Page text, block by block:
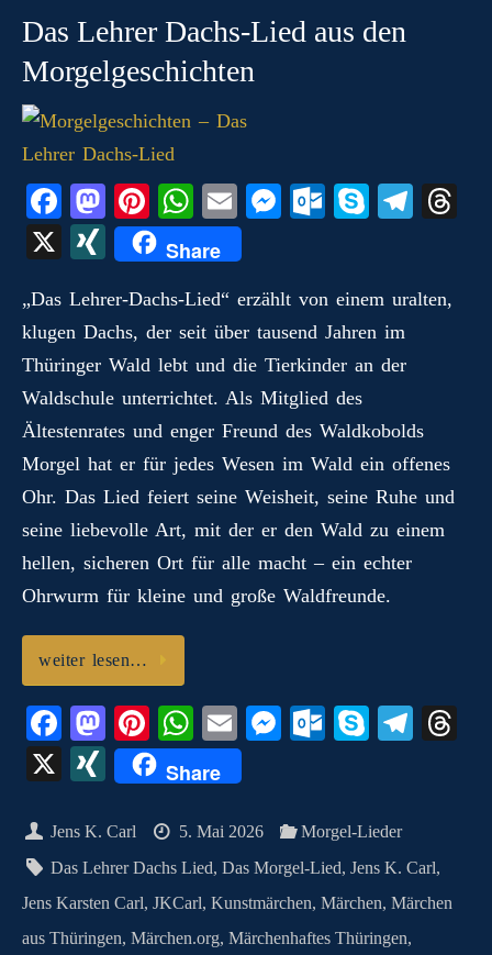
Das Lehrer Dachs-Lied aus den
Morgelgeschichten
Fa
ce
bo
ok
M
as
to
do
n
Pi
nt
er
es
t
W
ha
ts
A
pp
E
m
ail
M
ng
er
O
ok
.c
o
m
S
Te
a
X
X
N
G
Share
„Das Lehrer‑Dachs‑Lied“ erzählt von einem uralten,
klugen Dachs, der seit über tausend Jahren im
Thüringer Wald lebt und die Tierkinder an der
Waldschule unterrichtet. Als Mitglied des
Ältestenrates und enger Freund des Waldkobolds
Morgel hat er für jedes Wesen im Wald ein offenes
Ohr. Das Lied feiert seine Weisheit, seine Ruhe und
seine liebevolle Art, mit der er den Wald zu einem
hellen, sicheren Ort für alle macht – ein echter
Ohrwurm für kleine und große Waldfreunde.
weiter lesen…
Fa
ce
bo
ok
M
as
to
do
n
Pi
nt
er
es
t
W
ha
ts
A
pp
E
m
ail
M
ng
er
O
ok
.c
o
m
S
Te
m
X
X
N
G
Share
Jens K. Carl 5. Mai 2026
Morgel-Lieder
Das Lehrer Dachs Lied,Das Morgel-Lied,Jens K. Carl,
Jens Karsten Carl, JKCarl, Kunstmärchen, Märchen, Märchen
aus Thüringen, Märchen.org, Märchenhaftes Thüringen,